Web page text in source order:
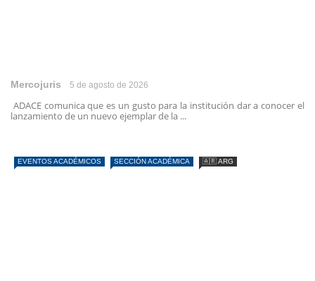
Mercojuris 5 de agosto de 2026
ADACE comunica que es un gusto para la institución dar a conocer el
lanzamiento de un nuevo ejemplar de la ...
EVENTOS ACADÉMICOS SECCIÓN ACADÉMICA 🇦🇷 ARG